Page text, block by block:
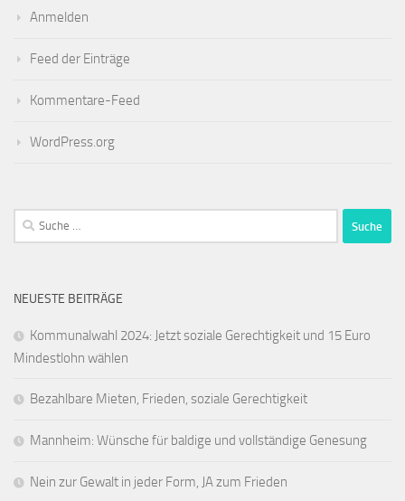
Anmelden
Feed der Einträge
Kommentare-Feed
WordPress.org
Suche
nach:
NEUESTE BEITRÄGE
Kommunalwahl 2024: Jetzt soziale Gerechtigkeit und 15 Euro
Mindestlohn wählen
Bezahlbare Mieten, Frieden, soziale Gerechtigkeit
Mannheim: Wünsche für baldige und vollständige Genesung
Nein zur Gewalt in jeder Form, JA zum Frieden